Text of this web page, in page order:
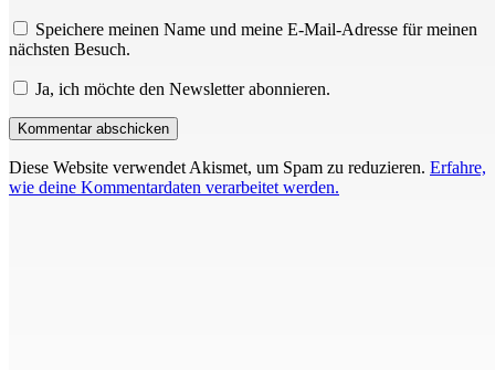
Speichere meinen Name und meine E-Mail-Adresse für meinen
nächsten Besuch.
Ja, ich möchte den Newsletter abonnieren.
Diese Website verwendet Akismet, um Spam zu reduzieren. Erfahre,
wie deine Kommentardaten verarbeitet werden.